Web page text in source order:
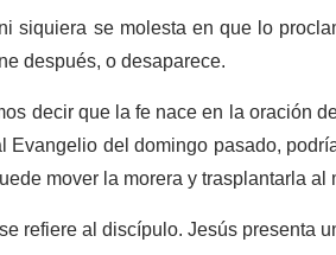
siquiera se molesta en que lo
después, o desaparece.
decir que la fe nace en la oración
Evangelio del domingo pasado,
mover la morera y trasplantarla al
refiere al discípulo. Jesús presenta